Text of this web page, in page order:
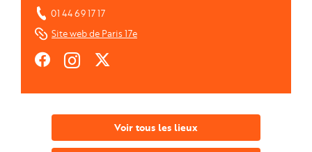
01 44 69 17 17
Site web de Paris 17e
Voir tous les lieux